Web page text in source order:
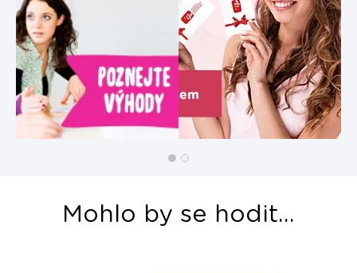
Mohlo by se hodit...